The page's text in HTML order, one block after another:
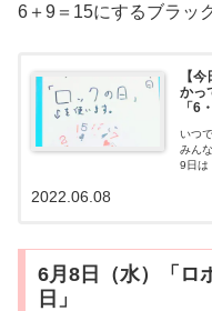
6＋9＝15にするブラッ
【
かっ
「6
いつ
みん
9日は
2022.06.08
6月8日（水）「ロ
日」